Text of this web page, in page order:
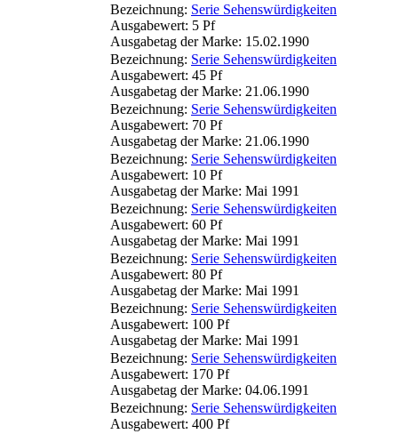
Bezeichnung: Serie Sehenswürdigkeiten
Ausgabewert: 5 Pf
Ausgabetag der Marke: 15.02.1990
Bezeichnung: Serie Sehenswürdigkeiten
Ausgabewert: 45 Pf
Ausgabetag der Marke: 21.06.1990
Bezeichnung: Serie Sehenswürdigkeiten
Ausgabewert: 70 Pf
Ausgabetag der Marke: 21.06.1990
Bezeichnung: Serie Sehenswürdigkeiten
Ausgabewert: 10 Pf
Ausgabetag der Marke: Mai 1991
Bezeichnung: Serie Sehenswürdigkeiten
Ausgabewert: 60 Pf
Ausgabetag der Marke: Mai 1991
Bezeichnung: Serie Sehenswürdigkeiten
Ausgabewert: 80 Pf
Ausgabetag der Marke: Mai 1991
Bezeichnung: Serie Sehenswürdigkeiten
Ausgabewert: 100 Pf
Ausgabetag der Marke: Mai 1991
Bezeichnung: Serie Sehenswürdigkeiten
Ausgabewert: 170 Pf
Ausgabetag der Marke: 04.06.1991
Bezeichnung: Serie Sehenswürdigkeiten
Ausgabewert: 400 Pf